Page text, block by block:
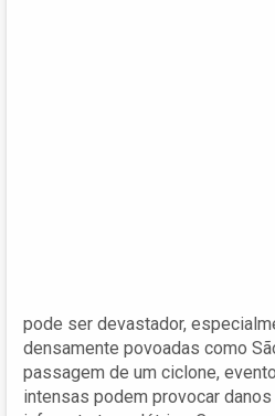
pode ser devastador,
densamente povoadas como
passagem de um ciclone,
intensas podem provocar